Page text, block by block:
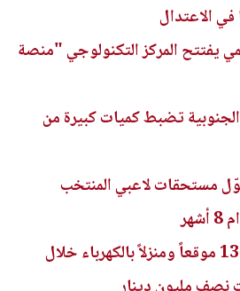
الاعتدال
يفتتح المركز التكنولوجي "منصة
تضبط كميات كبيرة من
مستحقات لاعبي المنتخب
فلس الريف يزود 136 موقعاً ومنزلاً بالكهرباء خلال